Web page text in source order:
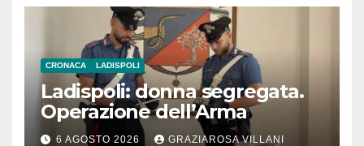
CRONACA LADISPOLI
Ladispoli: donna segregata.
Operazione dell’Arma
6 AGOSTO 2026 GRAZIAROSA VILLANI